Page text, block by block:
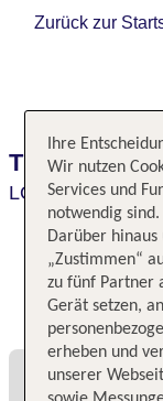
Zurück zur
Thistle
LONDON,
Ihre
Wir nutzen
Services und
notwendig sind.
Darüber
„Zustimmen“
zu fünf Partner
Gerät setzen,
erheben und
unserer